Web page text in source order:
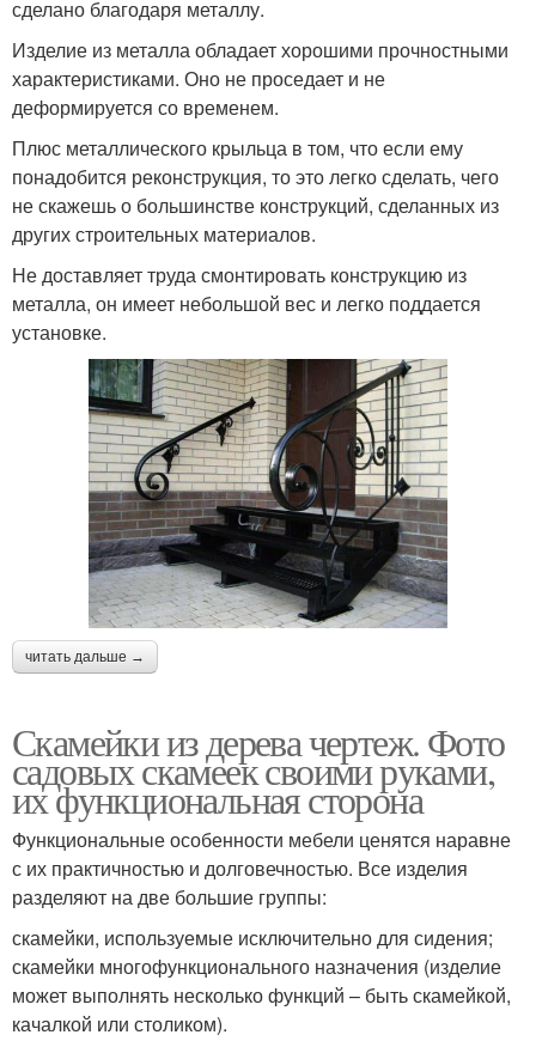
сделано благодаря металлу.
Изделие из металла обладает хорошими прочностными
характеристиками. Оно не проседает и не
деформируется со временем.
Плюс металлического крыльца в том, что если ему
понадобится реконструкция, то это легко сделать, чего
не скажешь о большинстве конструкций, сделанных из
других строительных материалов.
Не доставляет труда смонтировать конструкцию из
металла, он имеет небольшой вес и легко поддается
установке.
читать дальше →
Скамейки из дерева чертеж. Фото
садовых скамеек своими руками,
их функциональная сторона
Функциональные особенности мебели ценятся наравне
с их практичностью и долговечностью. Все изделия
разделяют на две большие группы:
скамейки, используемые исключительно для сидения;
скамейки многофункционального назначения (изделие
может выполнять несколько функций – быть скамейкой,
качалкой или столиком).